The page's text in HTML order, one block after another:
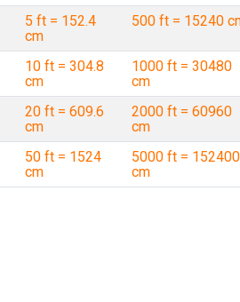
5 ft = 152.4
cm
500 ft = 15240
10 ft = 304.8
cm
1000 ft = 30480
cm
20 ft = 609.6
cm
2000 ft = 60960
cm
50 ft = 1524
cm
5000 ft = 152400
cm